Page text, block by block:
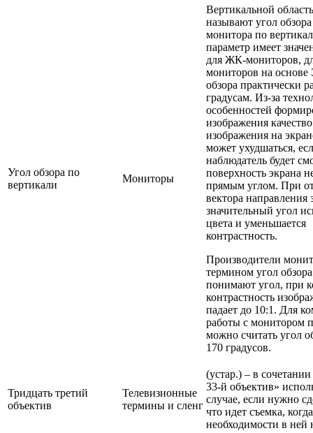
Угол обзора по
вертикали
Мониторы
Вертикальной
называют угол
монитора по
параметр имеет
для ЖК-мониторов,
мониторов на
обзора практически
градусам. Из-за
особенностей
изображения качество
изображения на
может ухудшаться,
наблюдатель будет
поверхность экрана
прямым углом. При
вектора направления
значительный угол
цвета и уменьшается
контрастность.
Производители
термином угол
понимают угол, при
контрастность
падает до 10:1. Для
работы с монитором
можно считать угол
170 градусов.
Тридцать третий
объектив
Телевизионные
термины и сленг
(устар.) – в
33-й объектив»
случае, если нужно
что идет съемка,
необходимости в ней